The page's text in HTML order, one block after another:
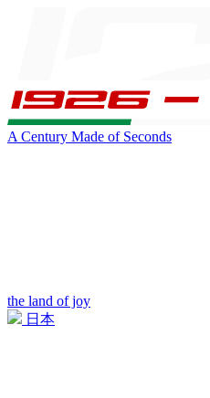
A Century Made of Seconds
the land of joy
日本